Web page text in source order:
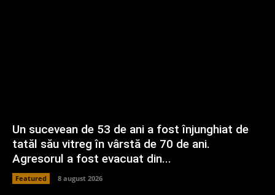
Un sucevean de 53 de ani a fost înjunghiat de
tatăl său vitreg în vârstă de 70 de ani.
Agresorul a fost evacuat din...
Featured 8 august 2026